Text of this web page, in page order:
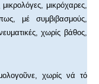
μικρόχαρες,
μέ συμβιβασμούς,
χωρίς βάθος,
χωρίς νά τό